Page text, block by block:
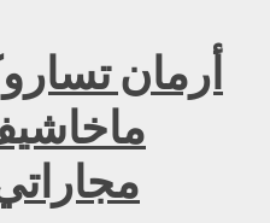
أرمان